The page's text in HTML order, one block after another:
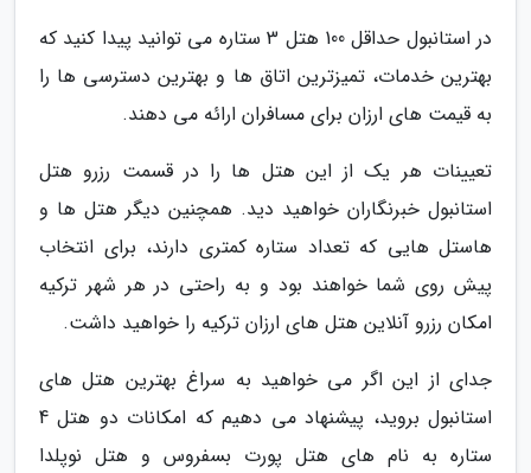
در استانبول حداقل 100 هتل 3 ستاره می توانید پیدا کنید که
بهترین خدمات، تمیزترین اتاق ها و بهترین دسترسی ها را
به قیمت های ارزان برای مسافران ارائه می دهند.
تعیینات هر یک از این هتل ها را در قسمت رزرو هتل
استانبول خبرنگاران خواهید دید. همچنین دیگر هتل ها و
هاستل هایی که تعداد ستاره کمتری دارند، برای انتخاب
پیش روی شما خواهند بود و به راحتی در هر شهر ترکیه
امکان رزرو آنلاین هتل های ارزان ترکیه را خواهید داشت.
جدای از این اگر می خواهید به سراغ بهترین هتل های
استانبول بروید، پیشنهاد می دهیم که امکانات دو هتل 4
ستاره به نام های هتل پورت بسفروس و هتل نوپلدا